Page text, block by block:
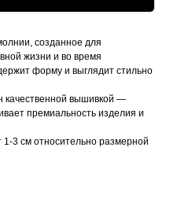
созданное для
жизни и во время
форму и выглядит стильно
качественной вышивкой —
премиальность изделия и
3 см относительно размерной